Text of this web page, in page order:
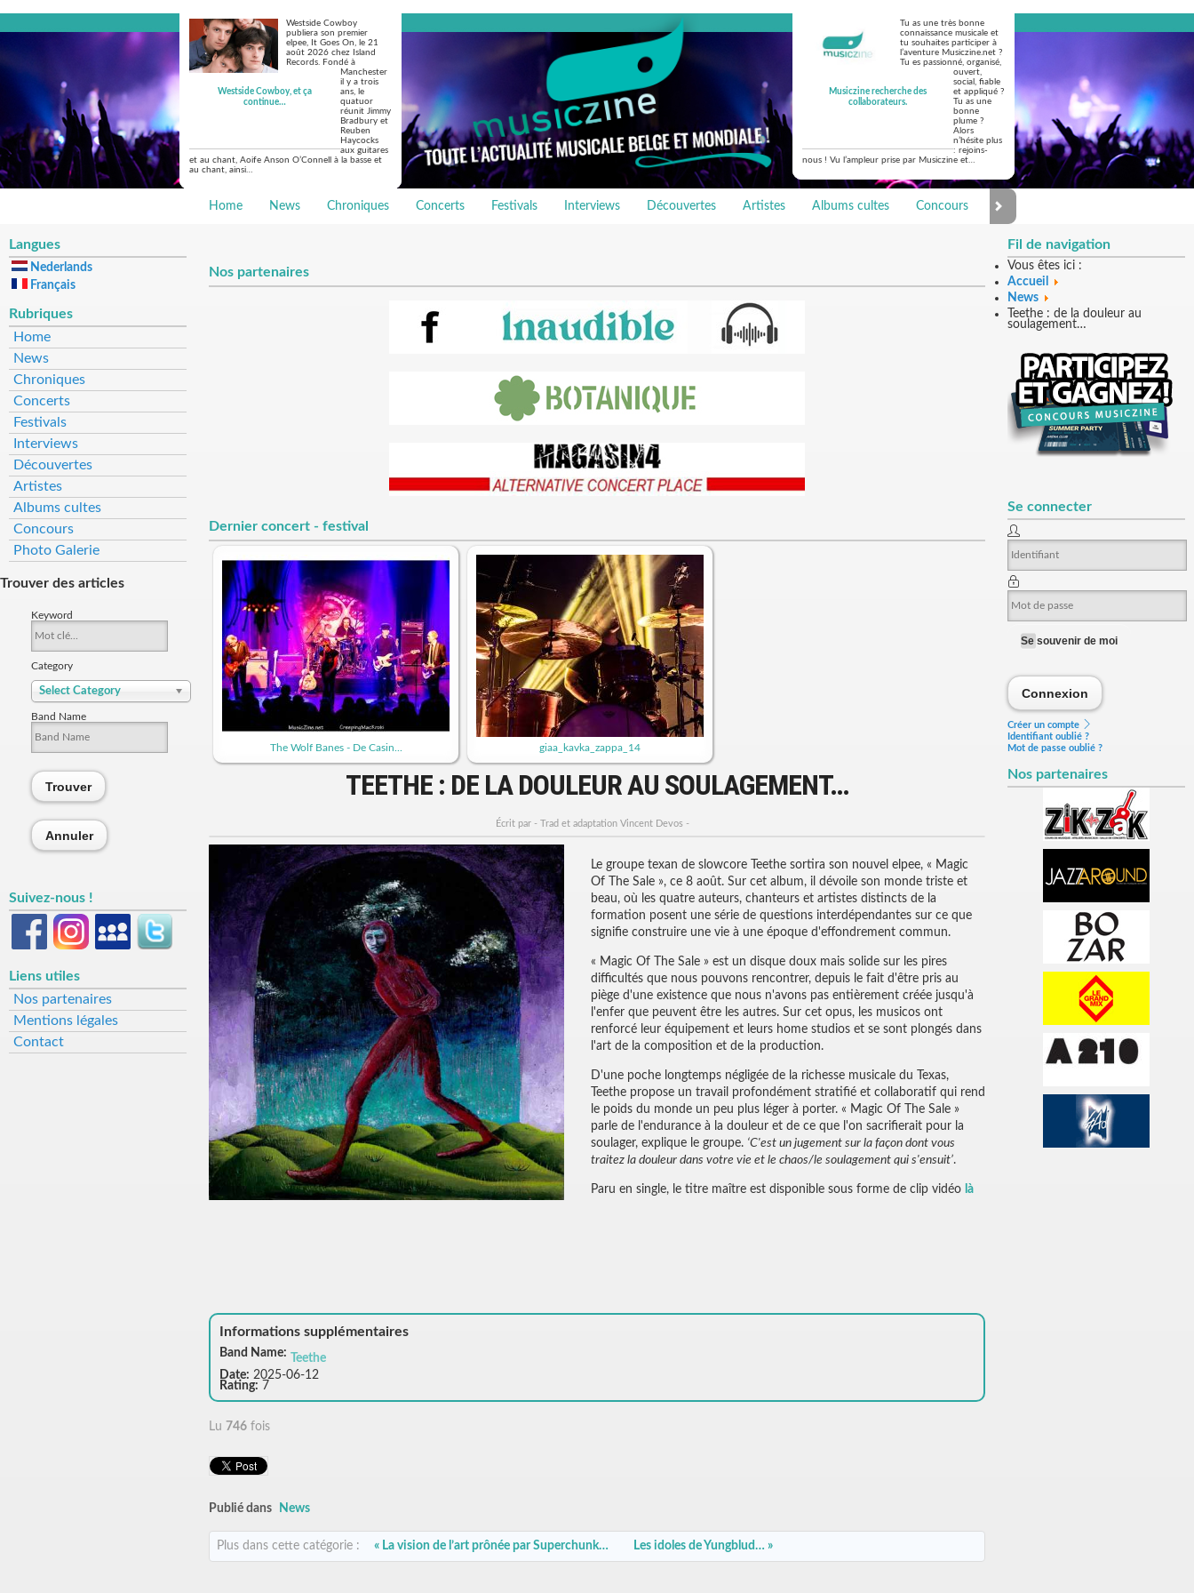
Westside Cowboy, et ça
continue…
Westside Cowboy
publiera son premier
elpee, It Goes On, le 21
août 2026 chez Island
Records. Fondé à
Manchester
il y a trois
ans, le
quatuor
réunit Jimmy
Bradbury et
Reuben
Haycocks
aux guitares
et au chant, Aoife Anson O’Connell à la basse et
au chant, ainsi…
Musiczine recherche des
collaborateurs.
Tu as une très bonne
connaissance musicale et
tu souhaites participer à
l’aventure Musiczine.net ?
Tu es passionné, organisé,
ouvert,
social, fiable
et appliqué ?
Tu as une
bonne
plume ?
Alors
n’hésite plus
: rejoins-
nous ! Vu l’ampleur prise par Musiczine et…
Home News Chroniques Concerts Festivals Interviews Découvertes Artistes Albums cultes Concours Photo Galerie
Langues
Nederlands
Français
Rubriques
Home
News
Chroniques
Concerts
Festivals
Interviews
Découvertes
Artistes
Albums cultes
Concours
Photo Galerie
Trouver des articles
Keyword
Category
Select Category
Band Name
Trouver
Annuler
Suivez-nous !
Liens utiles
Nos partenaires
Mentions légales
Contact
Fil de navigation
Vous êtes ici :
Accueil
News
Teethe : de la douleur au
soulagement…
Se connecter
Se souvenir de moi
Connexion
Créer un compte
Identifiant oublié ?
Mot de passe oublié ?
Nos partenaires
Nos partenaires
Dernier concert - festival
The Wolf Banes - De Casin... giaa_kavka_zappa_14
TEETHE : DE LA DOULEUR AU SOULAGEMENT…
Écrit par - Trad et adaptation Vincent Devos -
Le groupe texan de slowcore Teethe sortira son nouvel elpee, « Magic
Of The Sale », ce 8 août. Sur cet album, il dévoile son monde triste et
beau, où les quatre auteurs, chanteurs et artistes distincts de la
formation posent une série de questions interdépendantes sur ce que
signifie construire une vie à une époque d'effondrement commun.
« Magic Of The Sale » est un disque doux mais solide sur les pires
difficultés que nous pouvons rencontrer, depuis le fait d'être pris au
piège d'une existence que nous n'avons pas entièrement créée jusqu'à
l'enfer que peuvent être les autres. Sur cet opus, les musicos ont
renforcé leur équipement et leurs home studios et se sont plongés dans
l'art de la composition et de la production.
D'une poche longtemps négligée de la richesse musicale du Texas,
Teethe propose un travail profondément stratifié et collaboratif qui rend
le poids du monde un peu plus léger à porter. « Magic Of The Sale »
parle de l'endurance à la douleur et de ce que l'on sacrifierait pour la
soulager, explique le groupe. ‘C'est un jugement sur la façon dont vous
traitez la douleur dans votre vie et le chaos/le soulagement qui s'ensuit’.
Paru en single, le titre maître est disponible sous forme de clip vidéo là
Informations supplémentaires
Band Name:
Teethe
Date: 2025-06-12
Rating: 7
Lu 746 fois
Publié dans News
Plus dans cette catégorie : « La vision de l’art prônée par Superchunk… Les idoles de Yungblud… »